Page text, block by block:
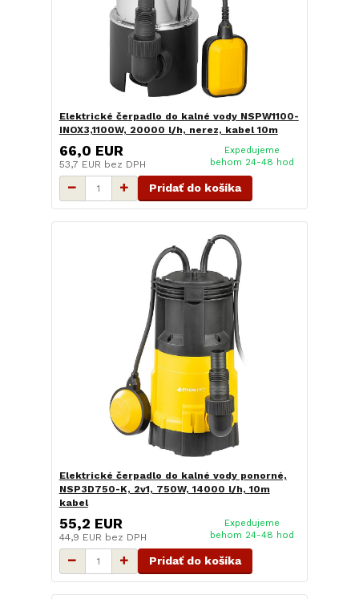
Elektrické čerpadlo do kalné vody NSPW1100-
INOX3,1100W, 20000 l/h, nerez, kabel 10m
66,0 EUR
53,7 EUR bez DPH
Expedujeme
behom 24-48 hod
Pridať do košíka
Elektrické čerpadlo do kalné vody ponorné,
NSP3D750-K, 2v1, 750W, 14000 l/h, 10m
kabel
55,2 EUR
44,9 EUR bez DPH
Expedujeme
behom 24-48 hod
Pridať do košíka